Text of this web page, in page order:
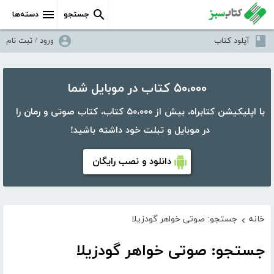
دسته‌ها جستجو
آپلود کتاب ورود / ثبت نام
۵۰،۰۰۰ کتاب در موبایل شما
با اپلیکیشن کتابراه، بیش از ۵۰،۰۰۰ کتاب، کتاب صوتی و رمان را
در موبایل و تبلت خود داشته باشید!
دانلود و نصب رایگان
خانه › جستجو: صوتی خواهر گودزیلا
جستجو: صوتی خواهر گودزیلا